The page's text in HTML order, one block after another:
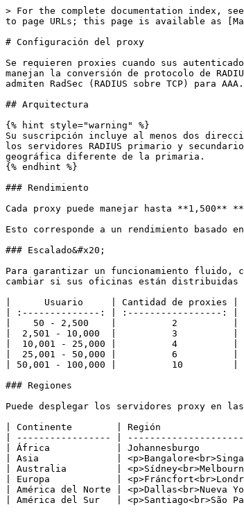
> For the complete documentation index,
to page URLs; this page is available as
# Configuración del proxy
Se requieren proxies cuando sus
manejan la conversión de protocolo de
admiten RadSec (RADIUS sobre TCP) para AAA.
## Arquitectura
{% hint style="warning" %}
Su suscripción incluye al menos dos
los servidores RADIUS primario y
geográfica diferente de la primaria.
{% endhint %}
### Rendimiento
Cada proxy puede manejar hasta **1,500**
Esto corresponde a un rendimiento basado
### Escalado&#x20;
Para garantizar un funcionamiento fluido,
cambiar si sus oficinas están distribuidas
|      Usuario     | Cantidad de proxies |
| :--------------: | :-----------------: |
|    50 - 2,500    |          2          |
|  2,501 - 10,000  |          3          |
|  10,001 - 25,000 |          4          |
|  25,001 - 50,000 |          6          |
| 50,001 - 100,000 |          10         |
### Regiones
Puede desplegar los servidores proxy en
| Continente        | Región
| ----------------- |
| África            |
| Asia              |
| Australia         |
| Europa            |
| América del Norte |
| América del Sur   |